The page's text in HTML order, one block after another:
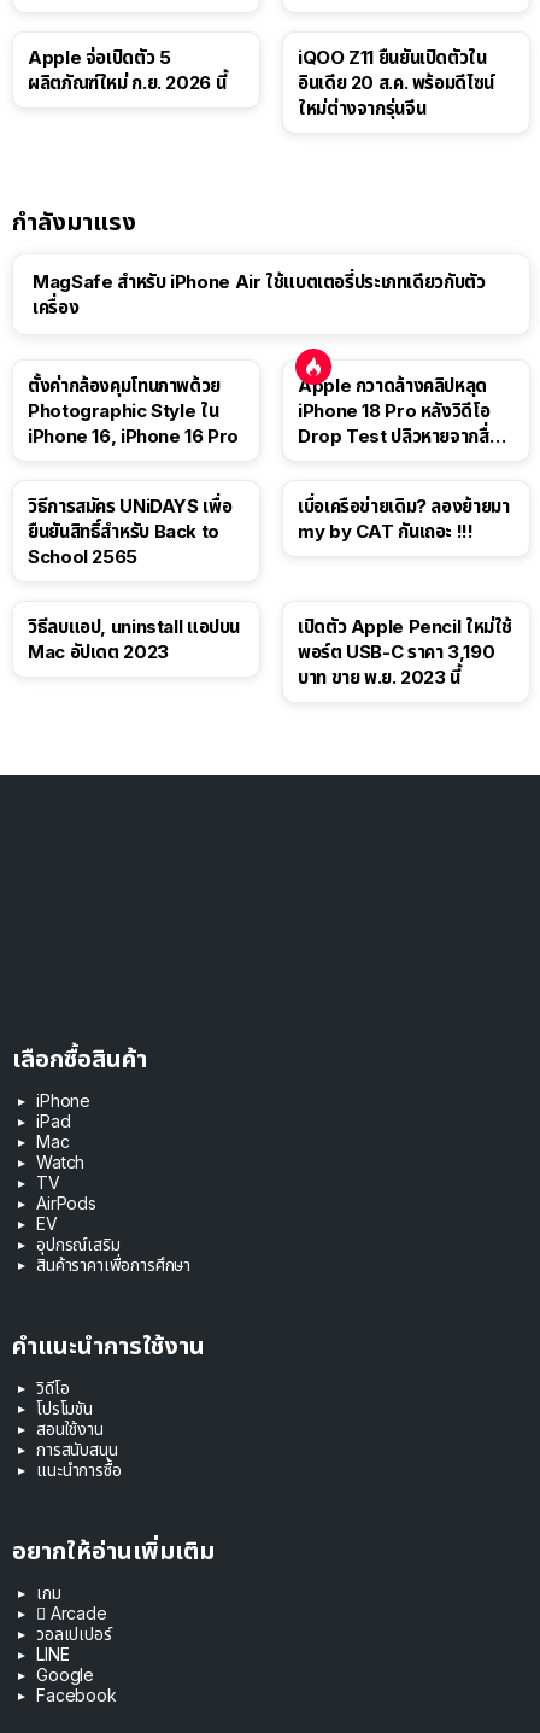
Apple จ่อเปิดตัว 5
ผลิตภัณฑ์ใหม่ ก.ย. 2026 นี้
iQOO Z11 ยืนยันเปิดตัวใน
อินเดีย 20 ส.ค. พร้อมดีไซน์
ใหม่ต่างจากรุ่นจีน
กำลังมาแรง
MagSafe สำหรับ iPhone Air ใช้แบตเตอรี่ประเภทเดียวกับตัว
เครื่อง
ตั้งค่ากล้องคุมโทนภาพด้วย
Photographic Style ใน
iPhone 16, iPhone 16 Pro
Apple กวาดล้างคลิปหลุด
iPhone 18 Pro หลังวิดีโอ
Drop Test ปลิวหายจากสื่อ
วิธีการสมัคร UNiDAYS เพื่อ
ยืนยันสิทธิ์สำหรับ Back to
School 2565
เบื่อเครือข่ายเดิม? ลองย้ายมา
my by CAT กันเถอะ !!!
วิธีลบแอป, uninstall แอปบน
Mac อัปเดต 2023
เปิดตัว Apple Pencil ใหม่ใช้
พอร์ต USB-C ราคา 3,190
บาท ขาย พ.ย. 2023 นี้
เลือกซื้อสินค้า
iPhone
iPad
Mac
Watch
TV
AirPods
EV
อุปกรณ์เสริม
สินค้าราคาเพื่อการศึกษา
คำแนะนำการใช้งาน
วิดีโอ
โปรโมชัน
สอนใช้งาน
การสนับสนุน
แนะนำการซื้อ
อยากให้อ่านเพิ่มเติม
เกม
 Arcade
วอลเปเปอร์
LINE
Google
Facebook